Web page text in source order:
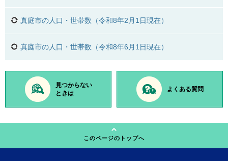
真庭市の人口・世帯数（令和8年2月1日現在）
真庭市の人口・世帯数（令和8年6月1日現在）
見つからない
ときは
よくある質問
このページのトップへ